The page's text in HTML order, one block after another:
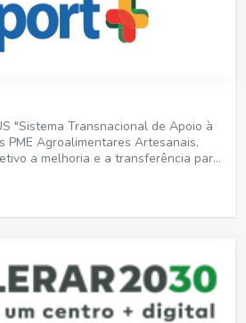
"Sistema Transnacional de Apoio à
PME Agroalimentares Artesanais,
a melhoria e a transferência para
Portugal.